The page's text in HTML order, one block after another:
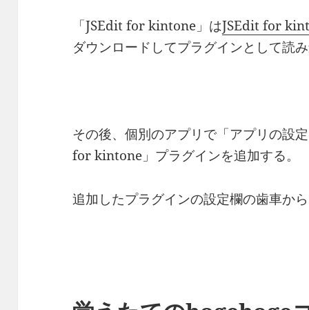
「JSEdit for kintone」はJSEdit for
ダウンロードしてプラグインとして読
その後、個別のアプリで「アプリの設
for kintone」プラグインを追加する。
追加したプラグインの設定欄の歯車か